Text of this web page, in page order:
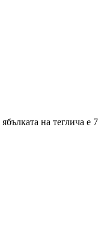
на теглича е